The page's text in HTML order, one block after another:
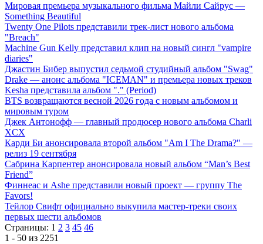
Мировая премьера музыкального фильма Майли Сайрус —
Something Beautiful
Twenty One Pilots представили трек-лист нового альбома
"Breach"
Machine Gun Kelly представил клип на новый сингл "vampire
diaries"
Джастин Бибер выпустил седьмой студийный альбом "Swag"
Drake — анонс альбома "ICEMAN" и премьера новых треков
Kesha представила альбом "." (Period)
BTS возвращаются весной 2026 года с новым альбомом и
мировым туром
Джек Антонофф — главный продюсер нового альбома Charli
XCX
Карди Би анонсировала второй альбом "Am I The Drama?" —
релиз 19 сентября
Сабрина Карпентер анонсировала новый альбом “Man’s Best
Friend”
Финнеас и Ashe представили новый проект — группу The
Favors!
Тейлор Свифт официально выкупила мастер-треки своих
первых шести альбомов
Страницы: 1 2 3 45 46
1 - 50 из 2251